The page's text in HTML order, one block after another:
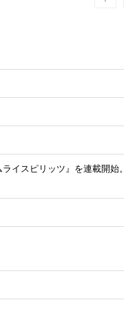
イスピリッツ』を連載開始。